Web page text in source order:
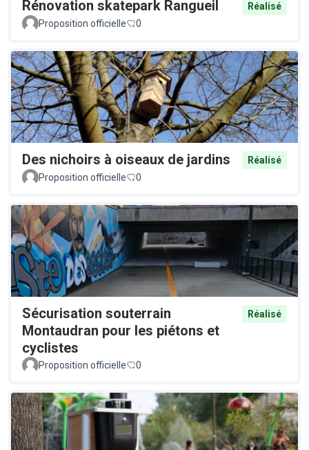
Rénovation skatepark Rangueil
Réalisé
Proposition officielle
0
Des nichoirs à oiseaux de jardins
Réalisé
Proposition officielle
0
Sécurisation souterrain
Montaudran pour les piétons et
cyclistes
Réalisé
Proposition officielle 0